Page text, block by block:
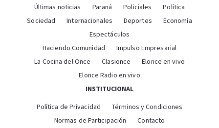
Últimas noticias Paraná Policiales
Política
Sociedad
Internacionales Deportes
Economía
Espectáculos
Haciendo Comunidad
Impulso Empresarial
La Cocina del Once
Clasionce
Elonce en vivo
Elonce Radio en vivo
INSTITUCIONAL
Política de Privacidad
Términos y Condiciones
Normas de Participación
Contacto